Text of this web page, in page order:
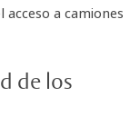
a camiones
de los